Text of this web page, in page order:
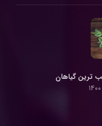
ترین گیاهان